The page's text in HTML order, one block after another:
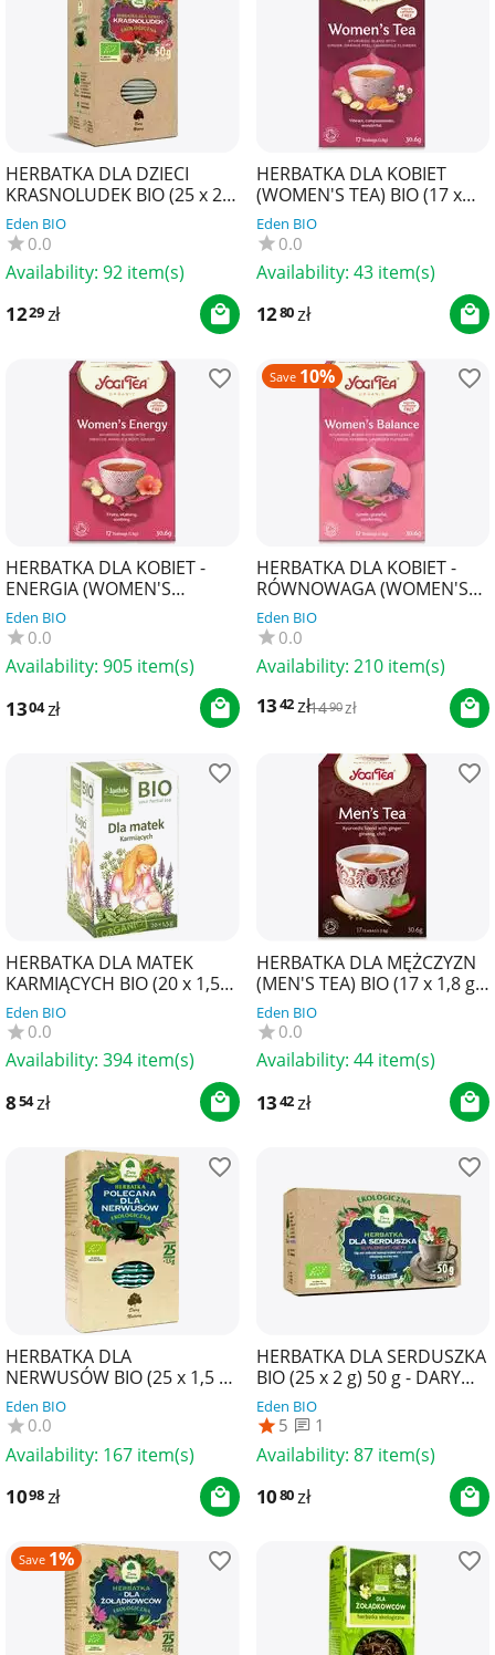
HERBATKA DLA DZIECI
KRASNOLUDEK BIO (25 x 2
g) 50 g - DARY NATURY
Eden BIO
0.0
Availability: 92 item(s)
1229zł
HERBATKA DLA KOBIET
(WOMEN'S TEA) BIO (17 x
1,8 g) 30,6 g - YOGI TEA
Eden BIO
0.0
Availability: 43 item(s)
1280zł
HERBATKA DLA KOBIET -
ENERGIA (WOMEN'S
ENERGY) BIO (17 x 1,8 g)
30,6 g - YOGI TEA
Eden BIO
0.0
Availability: 905 item(s)
1304 zł
Save 10%
HERBATKA DLA KOBIET -
RÓWNOWAGA (WOMEN'S
BALANCE) BIO (17 x 1,8 g)
30,6 g - YOGI TEA
Eden BIO
0.0
Availability: 210 item(s)
1342zł1490zł
HERBATKA DLA MATEK
KARMIĄCYCH BIO (20 x 1,5
g) 30 g - APOTHEKE
Eden BIO
0.0
Availability: 394 item(s)
854zł
HERBATKA DLA MĘŻCZYZN
(MEN'S TEA) BIO (17 x 1,8 g)
30,6 g - YOGI TEA
Eden BIO
0.0
Availability: 44 item(s)
1342zł
HERBATKA DLA
NERWUSÓW BIO (25 x 1,5 g)
37,5 g - DARY NATURY
Eden BIO
0.0
Availability: 167 item(s)
1098zł
HERBATKA DLA SERDUSZKA
BIO (25 x 2 g) 50 g - DARY
NATURY
Eden BIO
5 1
Availability: 87 item(s)
1080zł
Save 1%